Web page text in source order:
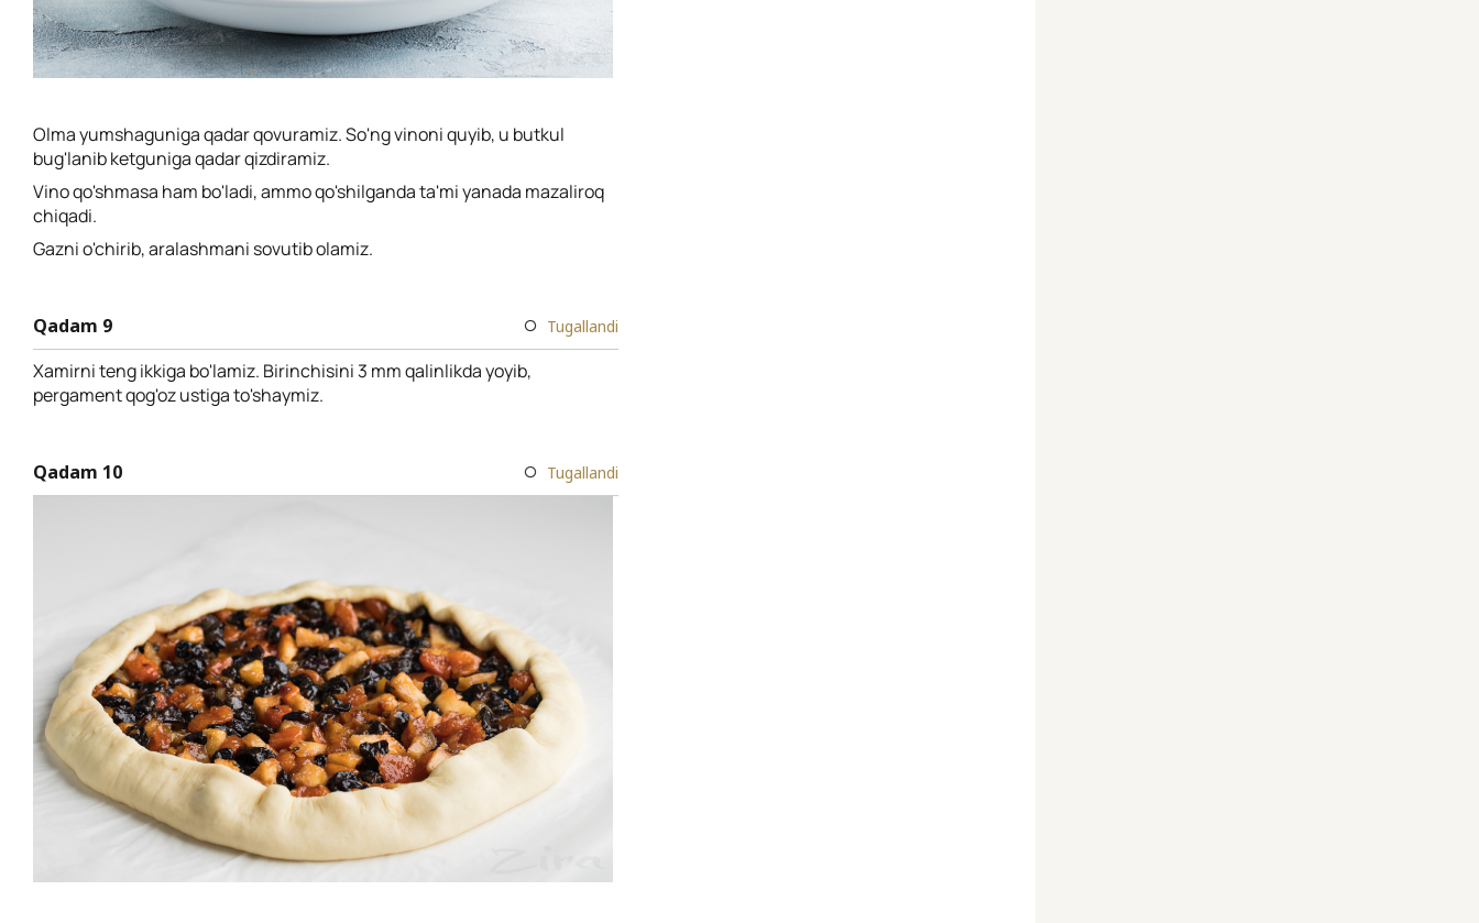
Olma yumshaguniga qadar qovuramiz. So'ng vinoni quyib, u butkul
bug'lanib ketguniga qadar qizdiramiz.
Vino qo'shmasa ham bo'ladi, ammo qo'shilganda ta'mi yanada mazaliroq
chiqadi.
Gazni o'chirib, aralashmani sovutib olamiz.
Qadam 9 Tugallandi
Xamirni teng ikkiga bo'lamiz. Birinchisini 3 mm qalinlikda yoyib,
pergament qog'oz ustiga to'shaymiz.
Qadam 10 Tugallandi